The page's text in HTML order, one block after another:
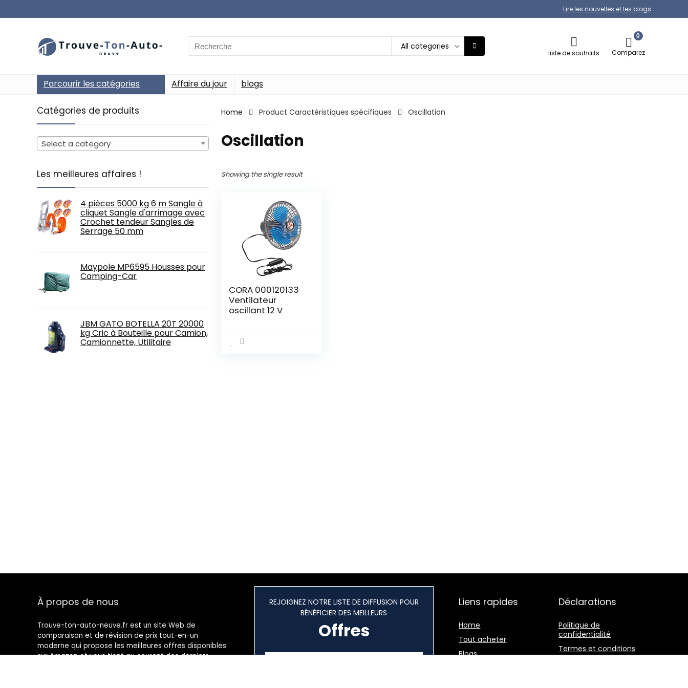
Lire les nouvelles et les blogs
Search
for:
All categories
liste de souhaits
0
Comparez
Parcourir les catégories Affaire du jour blogs
Catégories de produits
Select a category
Les meilleures affaires !
4 pièces 5000 kg 6 m Sangle à
cliquet Sangle d'arrimage avec
Crochet tendeur Sangles de
Serrage 50 mm
Maypole MP6595 Housses pour
Camping-Car
JBM GATO BOTELLA 20T 20000
kg Cric à Bouteille pour Camion,
Camionnette, Utilitaire
Home Product Caractéristiques spécifiques ‎Oscillation
‎Oscillation
Showing the single result
CORA 000120133
Ventilateur
oscillant 12 V
À propos de nous
Trouve-ton-auto-neuve.fr est un site Web de
comparaison et de révision de prix tout-en-un
moderne qui propose les meilleures offres disponibles
sur Amazon et vous tient au courant des derniers
REJOIGNEZ NOTRE LISTE DE DIFFUSION POUR
BÉNÉFICIER DES MEILLEURS
Offres
Liens rapides
Home
Tout acheter
Blogs
Déclarations
Politique de
confidentialité
Termes et conditions